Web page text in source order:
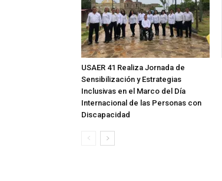
USAER 41 Realiza Jornada de
Sensibilización y Estrategias
Inclusivas en el Marco del Día
Internacional de las Personas con
Discapacidad